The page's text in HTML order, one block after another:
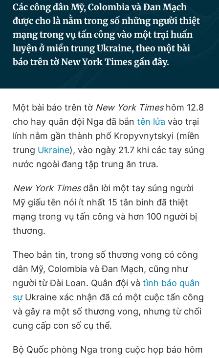
Đọc Thanh Niên trên điện thoại
Theo dõi báo trên
Hotline
0906 645 777
Liên hệ quảng cáo
0908 780 404
Đặt báo Quảng cáo RSS Tòa soạn Chính sách bảo
Tổng biên tập: Nguyễn Ngọc Toàn
Phó tổng biên tập thường trực: Hải Thành
Phó tổng biên tập: Lâm Hiếu Dũng
Phó tổng biên tập: Trần Việt Hưng
Giấy phép xuất bản số 110/GP - BTTTT cấp ngày 24.3.2020
© 2003-2026 Bản quyền thuộc về Báo Thanh Niên. Cấm sao
chép dưới mọi hình thức nếu không có sự chấp thuận bằng văn
bản. Phát triển bởi ePi Technologies, JSC.
Các công dân Mỹ, Colombia và Đan Mạch
được cho là nằm trong số những người thiệt
mạng trong vụ tấn công vào một trại huấn
luyện ở miền trung Ukraine, theo một bài
báo trên tờ New York Times gần đây.
Một bài báo trên tờ New York Timeshôm 12.8
cho hay quân đội Nga đã bắn tên lửa vào trại
lính nằm gần thành phố Kropyvnytskyi (miền
trung Ukraine), vào ngày 21.7 khi các tay súng
nước ngoài đang tập trung ăn trưa.
New York Timesdẫn lời một tay súng người
Mỹ giấu tên nói ít nhất 15 tân binh đã thiệt
mạng trong vụ tấn công và hơn 100 người bị
thương.
Theo bản tin, trong số thương vong có công
dân Mỹ, Colombia và Đan Mạch, cũng như
người từ Đài Loan. Quân đội và tình báo quân
sựUkraine xác nhận đã có một cuộc tấn công
và gây ra một số thương vong, nhưng từ chối
cung cấp con số cụ thể.
Bộ Quốc phòng Nga trong cuộc họp báo hôm